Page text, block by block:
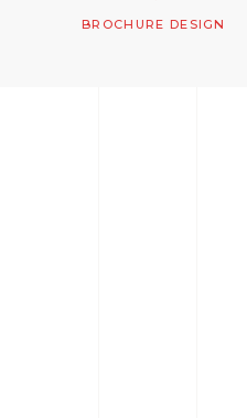
BROCHURE DESIGN